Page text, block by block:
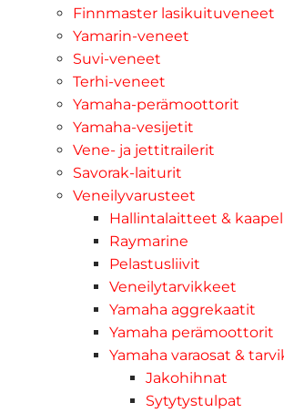
Finnmaster lasikuituveneet
Yamarin-veneet
Suvi-veneet
Terhi-veneet
Yamaha-perämoottorit
Yamaha-vesijetit
Vene- ja jettitrailerit
Savorak-laiturit
Veneilyvarusteet
Hallintalaitteet &
Raymarine
Pelastusliivit
Veneilytarvikkeet
Yamaha aggrekaatit
Yamaha perämoottorit
Yamaha varaosat &
Jakohihnat
Sytytystulpat